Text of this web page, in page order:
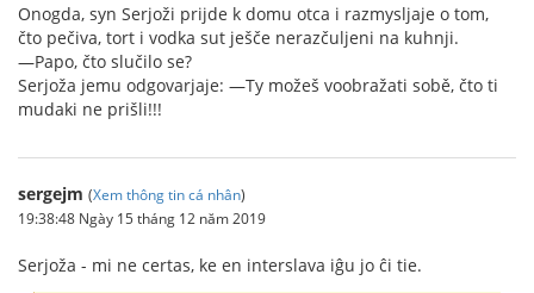
Onogda, syn Serjoži prijde k domu otca i razmysljaje o tom,
čto pečiva, tort i vodka sut ješče nerazčuljeni na kuhnji.
—Papo, čto slučilo se?
Serjoža jemu odgovarjaje: —Ty možeš voobražati sobě, čto ti
mudaki ne prišli!!!
sergejm (Xem thông tin cá nhân)
19:38:48 Ngày 15 tháng 12 năm 2019
Serjoža - mi ne certas, ke en interslava iĝu jo ĉi tie.